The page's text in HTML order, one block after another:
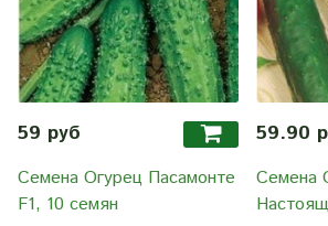
59 руб
Семена Огурец Пасамонте
F1, 10 семян
59.90
Семена